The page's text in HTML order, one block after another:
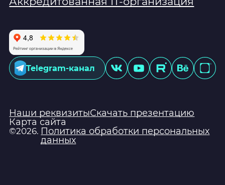
Telegram-канал
Наши реквизитыСкачать презентацию
Карта сайта
©2026. Политика обработки персональных
данных